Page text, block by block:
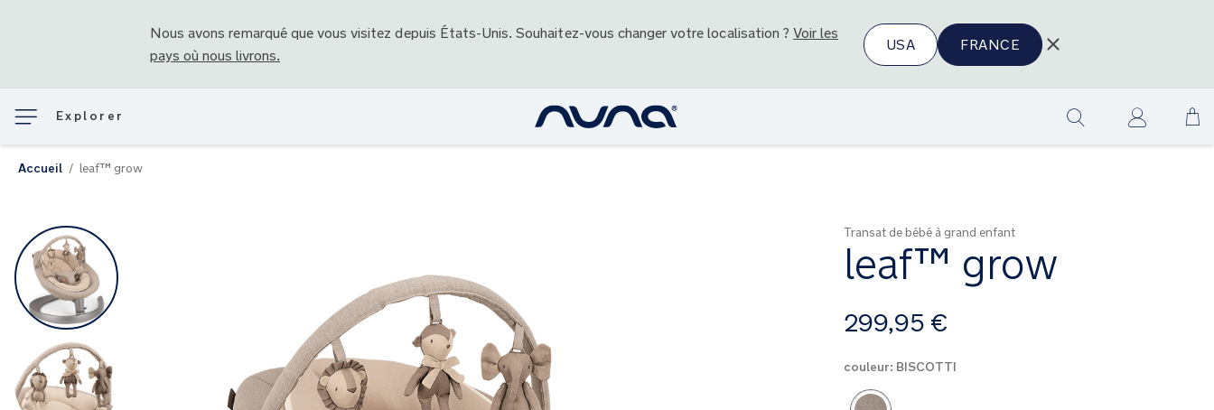
Nous avons remarqué que vous visitez depuis États-Unis. Souhaitez-vous changer votre localisation ?Voir les
pays où nous livrons.
USA FRANCE
Explorer
Accueil leaf™ grow
Transat de bébé à grand enfant
leaf™ grow
à
partir
299,95 €
Skip
to
the
end
of
the
gallery
couleur: BISCOTTI
Product Fashions